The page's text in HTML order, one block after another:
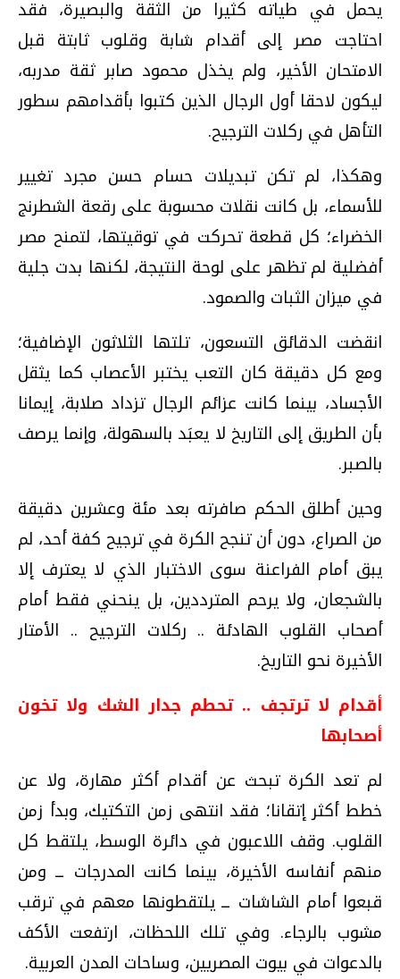
يحمل في طياته كثيرا من الثقة والبصيرة، فقد
احتاجت مصر إلى أقدام شابة وقلوب ثابتة قبل
الامتحان الأخير، ولم يخذل محمود صابر ثقة مدربه،
ليكون لاحقا أول الرجال الذين كتبوا بأقدامهم سطور
التأهل في ركلات الترجيح.
وهكذا، لم تكن تبديلات حسام حسن مجرد تغيير
للأسماء، بل كانت نقلات محسوبة على رقعة الشطرنج
الخضراء؛ كل قطعة تحركت في توقيتها، لتمنح مصر
أفضلية لم تظهر على لوحة النتيجة، لكنها بدت جلية
في ميزان الثبات والصمود.
انقضت الدقائق التسعون، تلتها الثلاثون الإضافية؛
ومع كل دقيقة كان التعب يختبر الأعصاب كما يثقل
الأجساد، بينما كانت عزائم الرجال تزداد صلابة، إيمانا
بأن الطريق إلى التاريخ لا يعبَد بالسهولة، وإنما يرصف
بالصبر.
وحين أطلق الحكم صافرته بعد مئة وعشرين دقيقة
من الصراع، دون أن تنجح الكرة في ترجيح كفة أحد، لم
يبق أمام الفراعنة سوى الاختبار الذي لا يعترف إلا
بالشجعان، ولا يرحم المترددين، بل ينحني فقط أمام
أصحاب القلوب الهادئة .. ركلات الترجيح .. الأمتار
الأخيرة نحو التاريخ.
أقدام لا ترتجف .. تحطم جدار الشك ولا تخون
أصحابها
لم تعد الكرة تبحث عن أقدام أكثر مهارة، ولا عن
خطط أكثر إتقانا؛ فقد انتهى زمن التكتيك، وبدأ زمن
القلوب. وقف اللاعبون في دائرة الوسط، يلتقط كل
منهم أنفاسه الأخيرة، بينما كانت المدرجات ــ ومن
قبعوا أمام الشاشات ــ يلتقطونها معهم في ترقب
مشوب بالرجاء. وفي تلك اللحظات، ارتفعت الأكف
بالدعوات في بيوت المصريين، وساحات المدن العربية.